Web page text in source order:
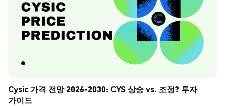
Cysic 가격 전망 2026-2030: CYS 상승 vs. 조정? 투자
가이드